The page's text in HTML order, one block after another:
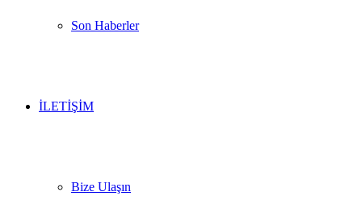
Son Haberler
İLETİŞİM
Bize Ulaşın